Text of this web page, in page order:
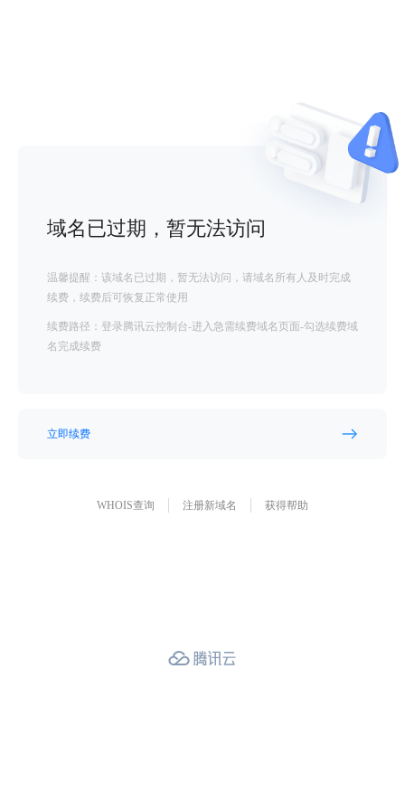
域名已过期，暂无法访问
温馨提醒：该域名已过期，暂无法访问，请域名所有人及时完成
续费，续费后可恢复正常使用
续费路径：登录腾讯云控制台-进入急需续费域名页面-勾选续费域
名完成续费
立即续费
WHOIS查询 注册新域名 获得帮助